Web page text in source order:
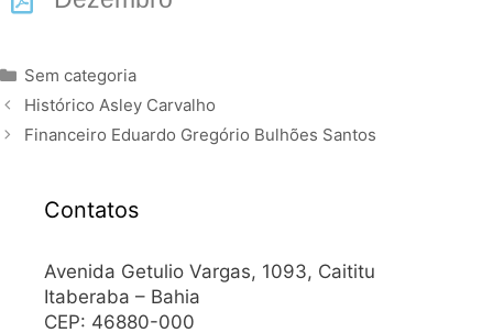
Sem categoria
Histórico Asley Carvalho
Financeiro Eduardo Gregório Bulhões Santos
Contatos
Avenida Getulio Vargas, 1093, Caititu
Itaberaba – Bahia
CEP: 46880-000